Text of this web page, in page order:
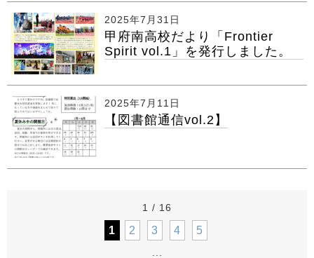
2025年7月31日
甲府南高校だより「Frontier
Spirit vol.1」を発行しました。
2025年7月11日
【図書館通信vol.2】
1 / 16
1 2 3 4 5